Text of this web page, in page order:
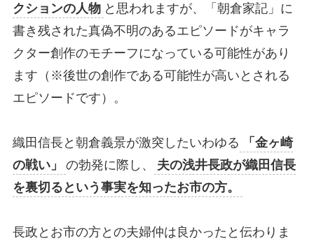
クションの人物 と思われますが、「朝倉家記」に
書き残された真偽不明のあるエピソードがキャラ
クター創作のモチーフになっている可能性があり
ます（※後世の創作である可能性が高いとされる
エピソードです）。
織田信長と朝倉義景が激突したいわゆる
「金ヶ崎
の戦い」
の勃発に際し、
夫の浅井長政が織田信長
を裏切るという事実を知ったお市の方。
長政とお市の方との夫婦仲は良かったと伝わりま